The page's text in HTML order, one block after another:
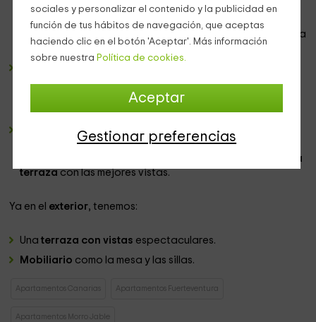
sociales y personalizar el contenido y la publicidad en
función de tus hábitos de navegación, que aceptas
haciendo clic en el botón 'Aceptar'. Más información
sobre nuestra Política de cookies.
Aceptar
Gestionar preferencias
encontrar un conjunto de electrodomésticos y menaje
con los que vas a poder cocinar como en casa lo que
después podréis comer en la zona de comedor, equipada
todos lossanitariosnecesarios como es el caso de la
y el lavabo, junto al que se encuentra el
de las toallas.
Un dormitorio amplio,
con espacio para 3 personas que
van a poder descansar en cualquiera de las
una
terraza con las mejores vistas.
Ya en el exterior, tenemos:
Una terraza con vistas espectaculares.
Mobiliario como la mesa y las sillas.
Apartamentos Canarias Apartamentos Fuerteventura
Apartamentos Morro Jable